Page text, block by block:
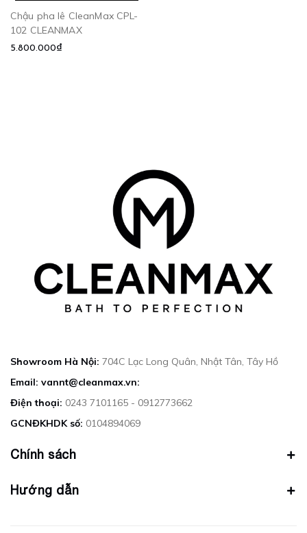
Chậu pha lê CleanMax CPL-
102 CLEANMAX
5.800.000₫
Showroom Hà Nội: 704C Lạc Long Quân, Nhật Tân, Tây Hồ
Email: vannt@cleanmax.vn:
Điện thoại: 0243 7101165 - 0912773662
GCNĐKHDK số: 0104894069
Chính sách
Hướng dẫn